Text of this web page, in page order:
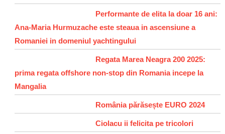
Performante de elita la doar 16 ani:
Ana-Maria Hurmuzache este steaua in ascensiune a
Romaniei in domeniul yachtingului
Regata Marea Neagra 200 2025:
prima regata offshore non-stop din Romania incepe la
Mangalia
România părăsește EURO 2024
Ciolacu ii felicita pe tricolori